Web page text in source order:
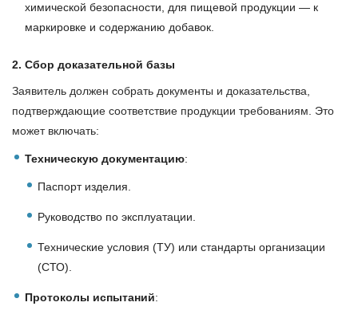
химической безопасности, для пищевой продукции — к
маркировке и содержанию добавок.
2. Сбор доказательной базы
Заявитель должен собрать документы и доказательства,
подтверждающие соответствие продукции требованиям. Это
может включать:
Техническую документацию:
Паспорт изделия.
Руководство по эксплуатации.
Технические условия (ТУ) или стандарты организации
(СТО).
Протоколы испытаний: